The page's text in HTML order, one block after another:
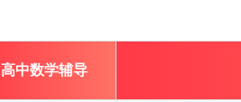
高中数学辅导